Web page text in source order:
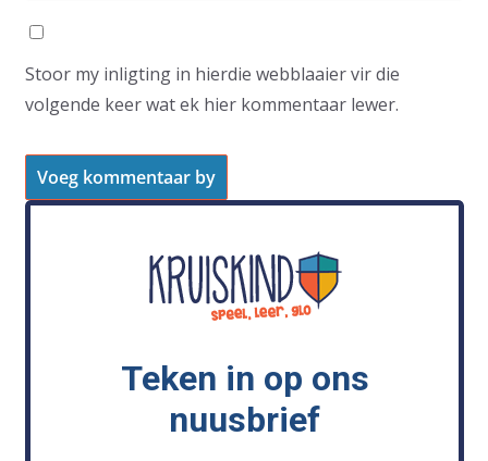
Stoor my inligting in hierdie webblaaier vir die
volgende keer wat ek hier kommentaar lewer.